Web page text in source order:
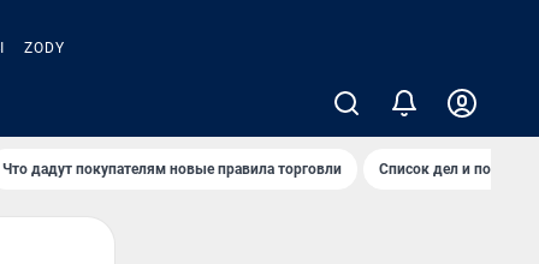
ZODY
Что дадут покупателям новые правила торговли Список дел и покупок